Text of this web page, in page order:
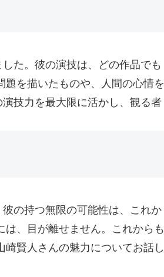
た。彼の演技は、どの作品でも
を描いたものや、人間の心情を
技力を最大限に活かし、観る者
の持つ無限の可能性は、これか
、目が離せません。これからも
賢人さんの魅力についてお話し